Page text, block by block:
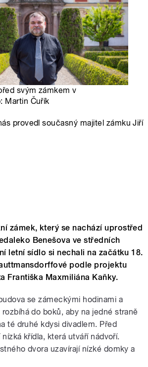
svým zámkem v
Martin Čuřík
provedl současný majitel zámku Jiří
zámek, který se nachází uprostřed
Benešova ve středních
letní sídlo si nechali na začátku 18.
podle projektu
Františka Maxmiliána Kaňky.
se zámeckými hodinami a
do boků, aby na jedné straně
té druhé kdysi divadlem. Před
křídla, která utváří nádvoří.
dvora uzavírají nízké domky a